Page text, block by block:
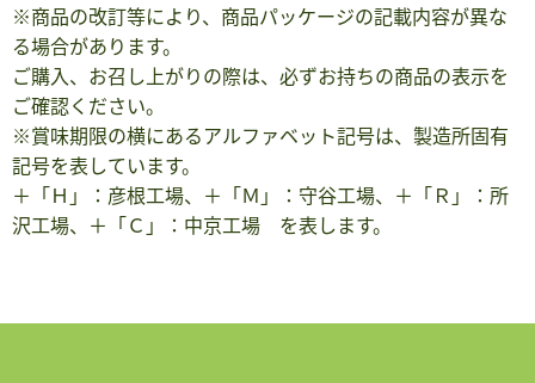
※商品の改訂等により、商品パッケージの記載内容が異な
る場合があります。
ご購入、お召し上がりの際は、必ずお持ちの商品の表示を
ご確認ください。
※賞味期限の横にあるアルファベット記号は、製造所固有
記号を表しています。
＋「Ｈ」：彦根工場、＋「Ｍ」：守谷工場、＋「Ｒ」：所
沢工場、＋「Ｃ」：中京工場 を表します。